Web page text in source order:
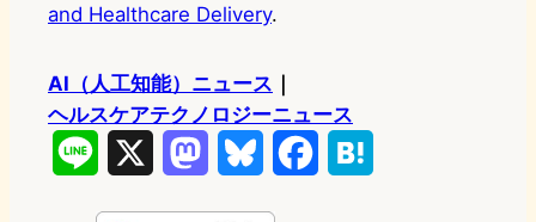
and Healthcare Delivery.
AI（人工知能）ニュース
ヘルスケアテクノロジーニュース